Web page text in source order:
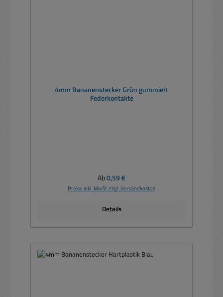
4mm Bananenstecker Grün gummiert
Federkontakte
Regulärer Preis:
Ab0,59 €
Preise inkl. MwSt. zzgl. Versandkosten
Details